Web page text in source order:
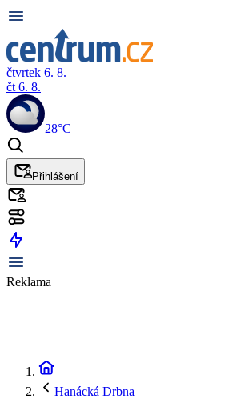
čtvrtek 6. 8.
čt 6. 8.
28°C
Přihlášení
Reklama
Hanácká Drbna